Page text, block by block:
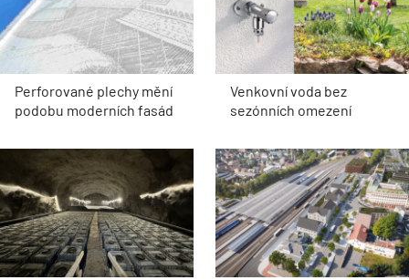
Perforované plechy mění
podobu moderních fasád
Venkovní voda bez
sezónních omezení